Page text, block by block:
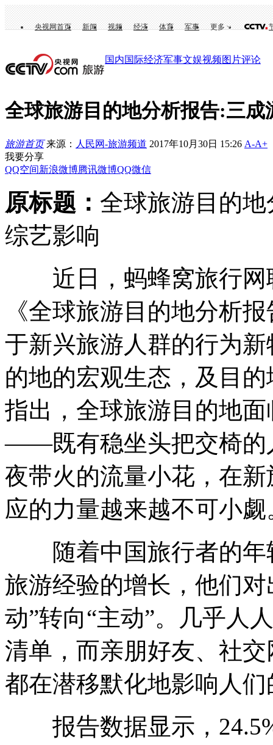
央视网首页 新闻 视频 经济 体育 军事 更多
国内国际经济军事文娱视频图片评论
全球旅游目的地分析报告:三
旅游首页 来源： 人民网-旅游频道 2017年10月30日 15:26 A-A+
我要分享
QQ空间新浪微博腾讯微博QQ微信
原标题： 全球旅游目的
综艺影响
近日，蚂蜂窝旅行网
《全球旅游目的地分析
于新兴旅游人群的行为
的地的宏观生态，及目
指出，全球旅游目的地
——既有稳坐头把交椅的
夜带火的流量小花，在
应的力量越来越不可小觑
随着中国旅行者的年
旅游经验的增长，他们
动”转向“主动”。几乎人
清单，而亲朋好友、社
都在潜移默化地影响人
报告数据显示，